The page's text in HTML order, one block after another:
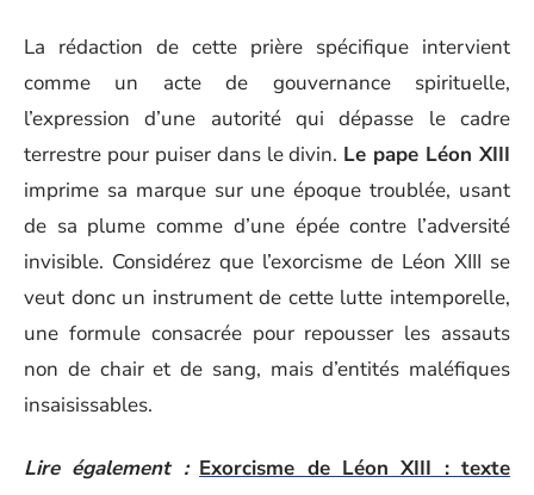
La rédaction de cette prière spécifique intervient
comme un acte de gouvernance spirituelle,
l’expression d’une autorité qui dépasse le cadre
terrestre pour puiser dans le divin. Le pape Léon XIII
imprime sa marque sur une époque troublée, usant
de sa plume comme d’une épée contre l’adversité
invisible. Considérez que l’exorcisme de Léon XIII se
veut donc un instrument de cette lutte intemporelle,
une formule consacrée pour repousser les assauts
non de chair et de sang, mais d’entités maléfiques
insaisissables.
Lire également : Exorcisme de Léon XIII : texte